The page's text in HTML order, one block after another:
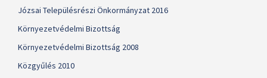
Józsai Településrészi Önkormányzat 2016
Környezetvédelmi Bizottság
Környezetvédelmi Bizottság 2008
Közgyűlés 2010